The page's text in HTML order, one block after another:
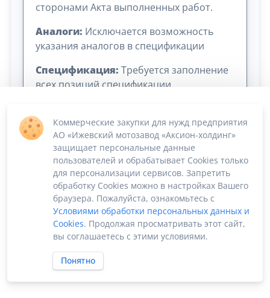
сторонами Акта выполненных работ.
Аналоги: Исключается возможность
указания аналогов в спецификации
Спецификация: Требуется заполнение
всех позиций спецификации
Сумма лота: 3 850 000,00 ₽
Коммерческие закупки для нужд предприятия
АО «Ижевский мотозавод «Аксион-холдинг»
защищает персональные данные
пользователей и обрабатывает Cookies только
для персонализации сервисов. Запретить
обработку Cookies можно в настройках Вашего
браузера. Пожалуйста, ознакомьтесь с
Условиями обработки персональных данных и
Cookies. Продолжая просматривать этот сайт,
вы соглашаетесь с этими условиями.
Понятно